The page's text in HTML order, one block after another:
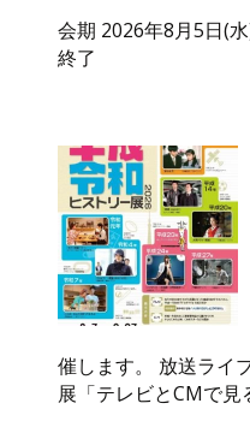
会期 2026年8月5日(
終了
催します。 放送ライ
展「テレビとCMで見